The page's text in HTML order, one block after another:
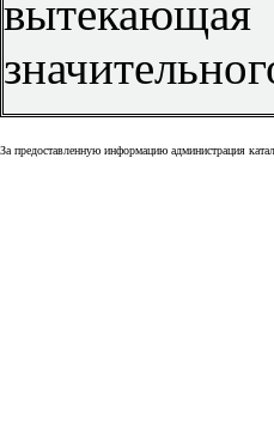
За предоставленную информацию администрация